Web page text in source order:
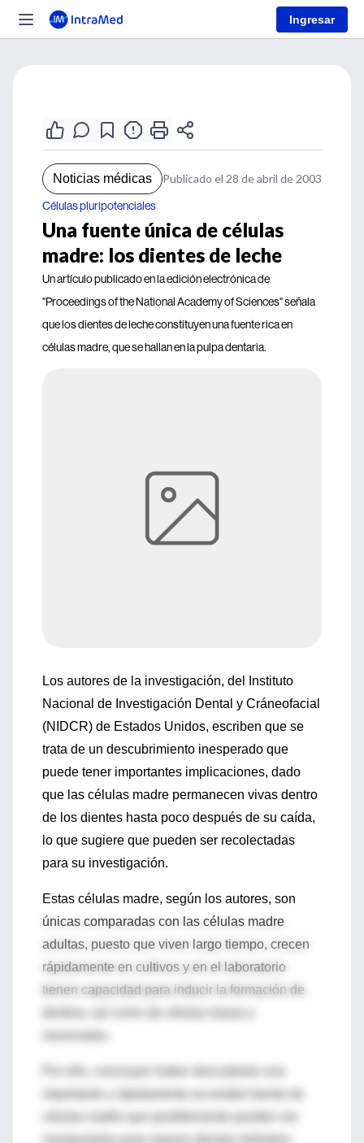
Ingresar
Noticias médicas Publicado el 28 de abril de 2003
Células pluripotenciales
Una fuente única de células
madre: los dientes de leche
Un artículo publicado en la edición electrónica de
"Proceedings of the National Academy of Sciences" señala
que los dientes de leche constituyen una fuente rica en
células madre, que se hallan en la pulpa dentaria.
Los autores de la investigación, del Instituto
Nacional de Investigación Dental y Cráneofacial
(NIDCR) de Estados Unidos, escriben que se
trata de un descubrimiento inesperado que
puede tener importantes implicaciones, dado
que las células madre permanecen vivas dentro
de los dientes hasta poco después de su caída,
lo que sugiere que pueden ser recolectadas
para su investigación.
Estas células madre, según los autores, son
únicas comparadas con las células madre
adultas, puesto que viven largo tiempo, crecen
rápidamente en cultivos y en el laboratorio
tienen capacidad para inducir la formación de
importante y rápidamente accesible fuente de